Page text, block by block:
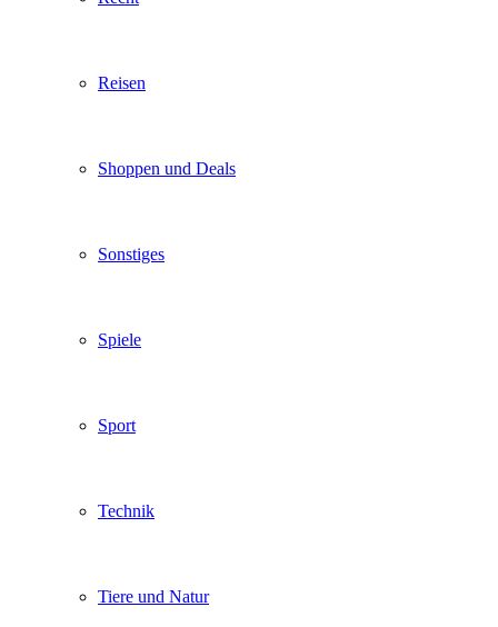
Reisen
Shoppen und Deals
Sonstiges
Spiele
Sport
Technik
Tiere und Natur